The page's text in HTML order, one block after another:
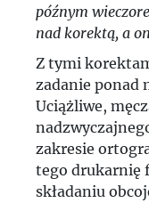
późnym
nad korektą, a
Z tymi
zadanie ponad
Uciążliwe,
zakresie
tego drukarnię
składaniu